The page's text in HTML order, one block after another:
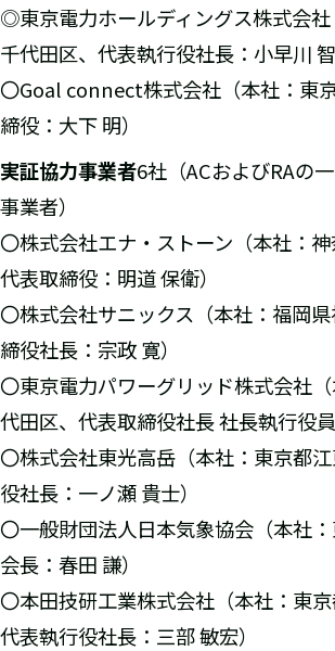
◎東京電力ホールディングス株式会
千代田区、代表執行役社長：小早川 智
〇Goal connect株式会社（本社：東
締役：大下 明）
実証協力事業者6社（ACおよびRAの
事業者）
〇株式会社エナ・ストーン（本社：神
代表取締役：明道 保衛）
〇株式会社サニックス（本社：福岡
締役社長：宗政 寛）
〇東京電力パワーグリッド株式会社
代田区、代表取締役社長 社長執行役員
〇株式会社東光高岳（本社：東京都
役社長：一ノ瀬 貴士）
〇一般財団法人日本気象協会（本社：
会長：春田 謙）
〇本田技研工業株式会社（本社：東
代表執行役社長：三部 敏宏）